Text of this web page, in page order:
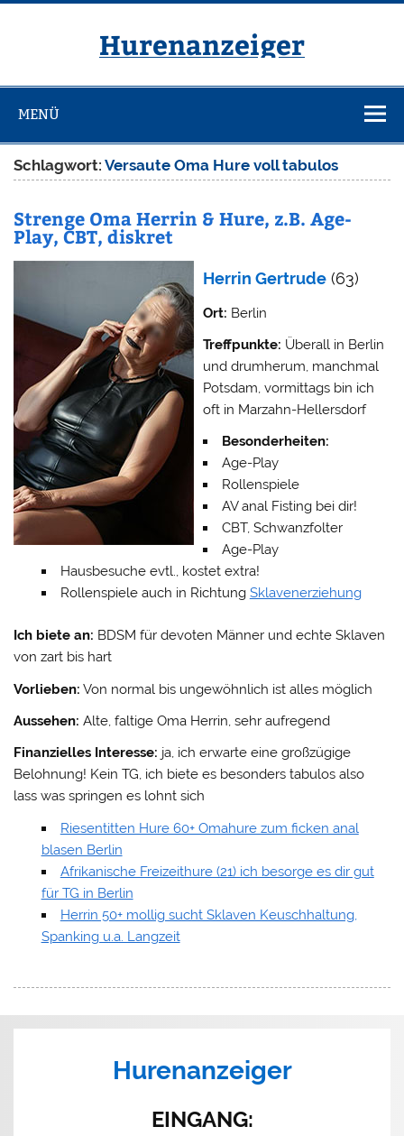
Zum
Hurenanzeiger
MENÜ
Schlagwort:Versaute Oma Hure voll tabulos
Strenge Oma Herrin & Hure, z.B. Age-
Play, CBT, diskret
Herrin Gertrude (63)
Ort: Berlin
Treffpunkte: Überall in Berlin
und drumherum, manchmal
Potsdam, vormittags bin ich
oft in Marzahn-Hellersdorf
Besonderheiten:
Age-Play
Rollenspiele
AV anal Fisting bei dir!
CBT, Schwanzfolter
Age-Play
Hausbesuche evtl., kostet extra!
Rollenspiele auch in Richtung Sklavenerziehung
Ich biete an: BDSM für devoten Männer und echte Sklaven
von zart bis hart
Vorlieben: Von normal bis ungewöhnlich ist alles möglich
Aussehen: Alte, faltige Oma Herrin, sehr aufregend
Finanzielles Interesse: ja, ich erwarte eine großzügige
Belohnung! Kein TG, ich biete es besonders tabulos also
lass was springen es lohnt sich
Riesentitten Hure 60+ Omahure zum ficken anal
blasen Berlin
Afrikanische Freizeithure (21) ich besorge es dir gut
für TG in Berlin
Herrin 50+ mollig sucht Sklaven Keuschhaltung,
Spanking u.a. Langzeit
Hurenanzeiger
EINGANG: